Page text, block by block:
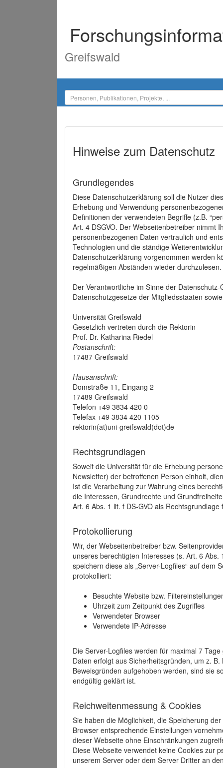
Greifswald
Hinweise zum Datenschutz
Grundlegendes
Diese Datenschutzerklärung soll die Nutzer
Erhebung und Verwendung
Definitionen der verwendeten Begriffe (z.B.
Art. 4 DSGVO. Der Webseitenbetreiber nimmt
personenbezogenen Daten vertraulich und
Technologien und die ständige
Datenschutzerklärung vorgenommen werden
regelmäßigen Abständen wieder durchzulesen.
Der Verantwortliche im Sinne der
Datenschutzgesetze der Mitgliedsstaaten
Universität Greifswald
Gesetzlich vertreten durch die Rektorin
Prof. Dr. Katharina Riedel
Postanschrift:
17487 Greifswald
Hausanschrift:
Domstraße 11, Eingang 2
17489 Greifswald
Telefon +49 3834 420 0
Telefax +49 3834 420 1105
rektorin(at)uni-greifswald(dot)de
Rechtsgrundlagen
Soweit die Universität für die Erhebung
Newsletter) der betroffenen Person einholt,
Ist die Verarbeitung zur Wahrung eines
die Interessen, Grundrechte und
Art. 6 Abs. 1 lit. f DS-GVO als
Protokollierung
Wir, der Webseitenbetreiber bzw.
unseres berechtigten Interesses (s. Art. 6
speichern diese als „Server-Logfiles“ auf dem
protokolliert:
Besuchte Website bzw.
Uhrzeit zum Zeitpunkt des Zugriffes
Verwendeter Browser
Verwendete IP-Adresse
Die Server-Logfiles werden für maximal 7
Daten erfolgt aus Sicherheitsgründen, um z.
Beweisgründen aufgehoben werden, sind sie
endgültig geklärt ist.
Reichweitenmessung & Cookies
Sie haben die Möglichkeit, die Speicherung
Browser entsprechende Einstellungen
dieser Webseite ohne Einschränkungen
Diese Webseite verwendet keine Cookies zur
unserem Server oder dem Server Dritter an